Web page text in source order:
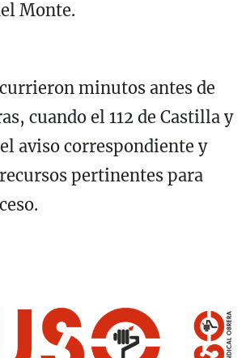
Monte.
minutos antes de
cuando el 112 de Castilla y
aviso correspondiente y
pertinentes para